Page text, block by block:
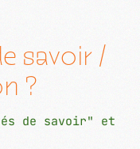
savoir /
?
de savoir" et